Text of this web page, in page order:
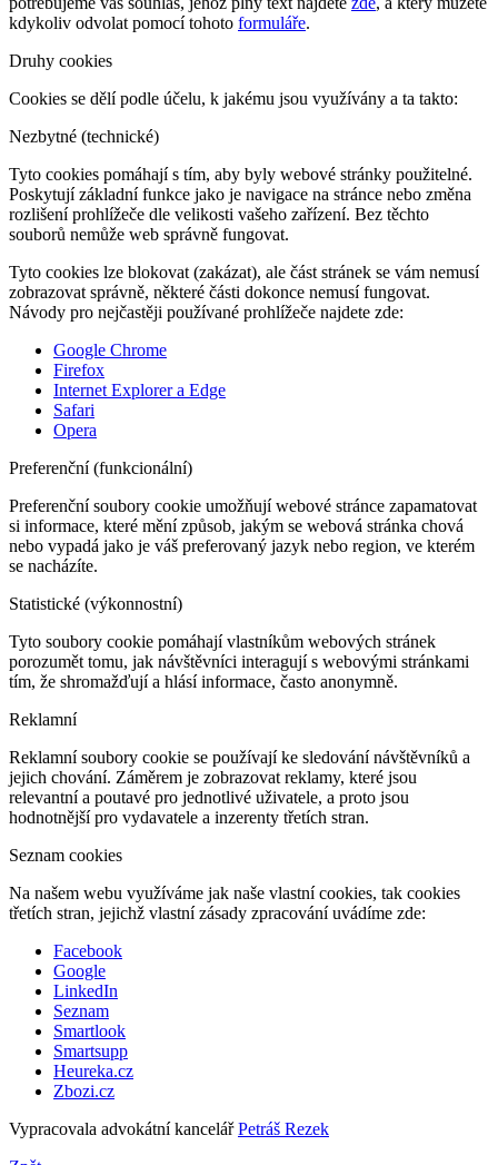
kdykoliv odvolat pomocí tohoto formuláře.
Druhy cookies
Cookies se dělí podle účelu, k jakému jsou využívány a ta takto:
Nezbytné (technické)
Tyto cookies pomáhají s tím, aby byly webové stránky použitelné.
Poskytují základní funkce jako je navigace na stránce nebo změna
rozlišení prohlížeče dle velikosti vašeho zařízení. Bez těchto
souborů nemůže web správně fungovat.
Tyto cookies lze blokovat (zakázat), ale část stránek se vám nemusí
zobrazovat správně, některé části dokonce nemusí fungovat.
Návody pro nejčastěji používané prohlížeče najdete zde:
Google Chrome
Firefox
Internet Explorer a Edge
Safari
Opera
Preferenční (funkcionální)
Preferenční soubory cookie umožňují webové stránce zapamatovat
si informace, které mění způsob, jakým se webová stránka chová
nebo vypadá jako je váš preferovaný jazyk nebo region, ve kterém
se nacházíte.
Statistické (výkonnostní)
Tyto soubory cookie pomáhají vlastníkům webových stránek
porozumět tomu, jak návštěvníci interagují s webovými stránkami
tím, že shromažďují a hlásí informace, často anonymně.
Reklamní
Reklamní soubory cookie se používají ke sledování návštěvníků a
jejich chování. Záměrem je zobrazovat reklamy, které jsou
relevantní a poutavé pro jednotlivé uživatele, a proto jsou
hodnotnější pro vydavatele a inzerenty třetích stran.
Seznam cookies
Na našem webu využíváme jak naše vlastní cookies, tak cookies
třetích stran, jejichž vlastní zásady zpracování uvádíme zde:
Facebook
Google
LinkedIn
Seznam
Smartlook
Smartsupp
Heureka.cz
Zbozi.cz
Vypracovala advokátní kancelářPetráš Rezek